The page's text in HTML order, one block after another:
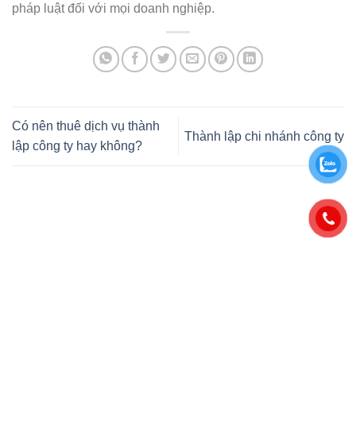
pháp luật đối với mọi doanh nghiệp.
Có nên thuê dịch vụ thành
lập công ty hay không?
Thành lập chi nhánh công ty